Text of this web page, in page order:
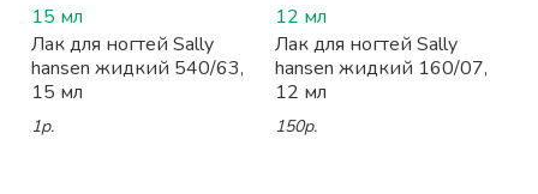
Лак для ногтей Sally
hansen жидкий 540/63,
15 мл
1р.
Лак для ногтей Sally
hansen жидкий 160/07,
12 мл
150р.